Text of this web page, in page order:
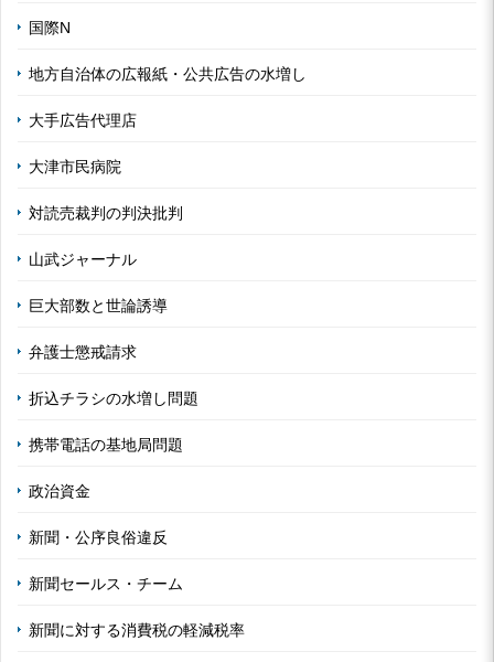
国際N
地方自治体の広報紙・公共広告の水増し
大手広告代理店
大津市民病院
対読売裁判の判決批判
山武ジャーナル
巨大部数と世論誘導
弁護士懲戒請求
折込チラシの水増し問題
携帯電話の基地局問題
政治資金
新聞・公序良俗違反
新聞セールス・チーム
新聞に対する消費税の軽減税率